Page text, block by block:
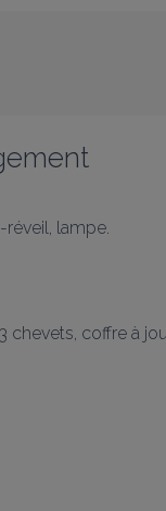
réveil, lampe.
chevets, coffre à